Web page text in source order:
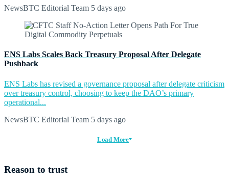
NewsBTC Editorial Team 5 days ago
ENS Labs Scales Back Treasury Proposal After Delegate
Pushback
ENS Labs has revised a governance proposal after delegate criticism
over treasury control, choosing to keep the DAO’s primary
operational...
NewsBTC Editorial Team 5 days ago
Load More
Reason to trust